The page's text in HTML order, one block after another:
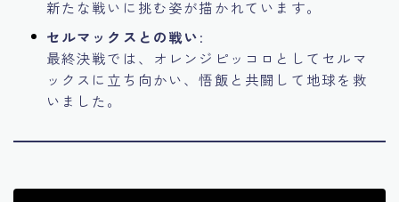
新たな戦いに挑む姿が描かれています。
セルマックスとの戦い:
最終決戦では、オレンジピッコロとしてセルマ
ックスに立ち向かい、悟飯と共闘して地球を救
いました。